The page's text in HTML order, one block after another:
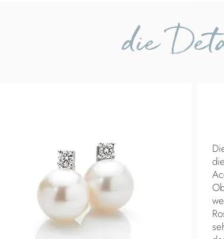
die